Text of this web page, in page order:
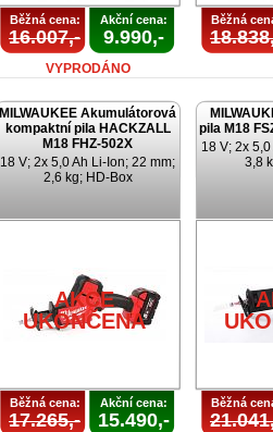
Běžná cena:
16.007,-
Akční cena:
9.990,-
VYPRODÁNO
Běžná
MILWAUKEE Akumulátorová
kompaktní pila HACKZALL
M18 FHZ-502X
18 V; 2x 5,0 Ah Li-Ion; 22 mm;
2,6 kg; HD-Box
AKCE
UKONČENA
Běžná cena:
17.265,-
Akční cena:
15.490,-
pila M18
18 V; 2x
3,8
Běžná